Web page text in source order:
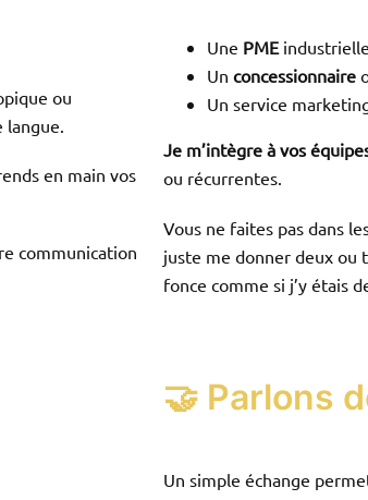
ou
langue.
en main vos
communication
Une PME
Un concessionnaire
Un service
Je m’intègre à vos
ou récurrentes.
Vous ne faites pas dans
juste me donner deux ou
fonce comme si j’y étais
🤝 Parlons
Un simple échange